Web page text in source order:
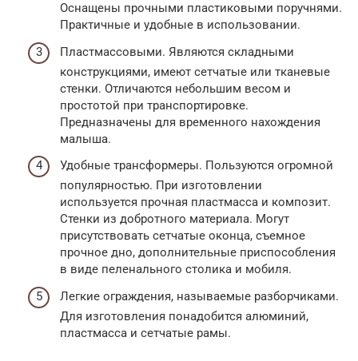
Оснащены прочными пластиковыми поручнями.
Практичные и удобные в использовании.
Пластмассовыми. Являются складными
конструкциями, имеют сетчатые или тканевые
стенки. Отличаются небольшим весом и
простотой при транспортировке.
Предназначены для временного нахождения
малыша.
Удобные трансформеры. Пользуются огромной
популярностью. При изготовлении
используется прочная пластмасса и композит.
Стенки из добротного материала. Могут
присутствовать сетчатые оконца, съемное
прочное дно, дополнительные приспособления
в виде пеленального столика и мобиля.
Легкие ограждения, называемые разборчиками.
Для изготовления понадобится алюминий,
пластмасса и сетчатые рамы.